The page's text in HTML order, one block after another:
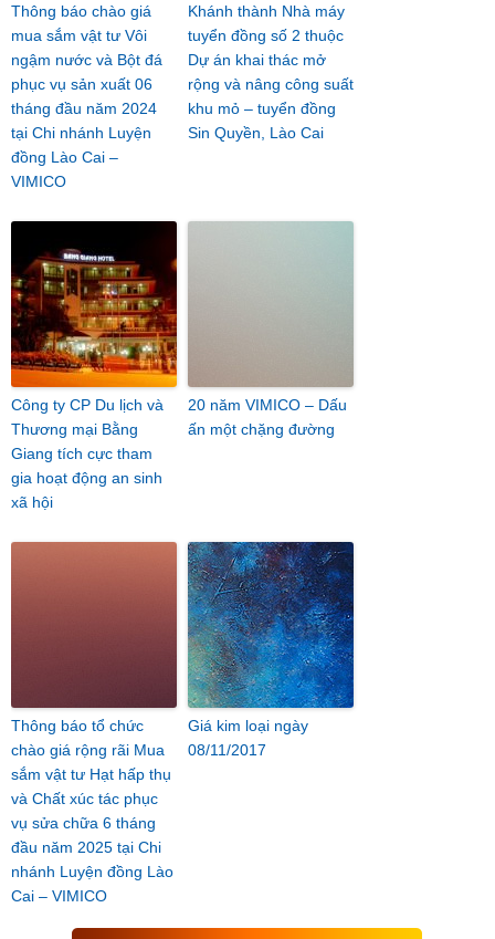
Thông báo chào giá
mua sắm vật tư Vôi
ngậm nước và Bột đá
phục vụ sản xuất 06
tháng đầu năm 2024
tại Chi nhánh Luyện
đồng Lào Cai –
VIMICO
Khánh thành Nhà máy
tuyển đồng số 2 thuộc
Dự án khai thác mở
rộng và nâng công suất
khu mỏ – tuyển đồng
Sin Quyền, Lào Cai
Công ty CP Du lịch và
Thương mại Bằng
Giang tích cực tham
gia hoạt động an sinh
xã hội
20 năm VIMICO – Dấu
ấn một chặng đường
Thông báo tổ chức
chào giá rộng rãi Mua
sắm vật tư Hạt hấp thụ
và Chất xúc tác phục
vụ sửa chữa 6 tháng
đầu năm 2025 tại Chi
nhánh Luyện đồng Lào
Cai – VIMICO
Giá kim loại ngày
08/11/2017